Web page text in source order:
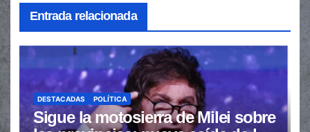
Entrada relacionada
DESTACADAS POLÍTICA
Sigue la motosierra de Milei sobre